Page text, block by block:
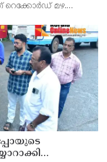
റെക്കോർഡ് മഴ.